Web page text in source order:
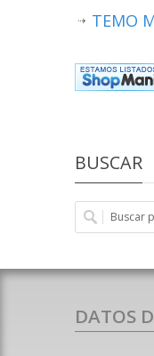
TEMO
BUSCAR
DATOS